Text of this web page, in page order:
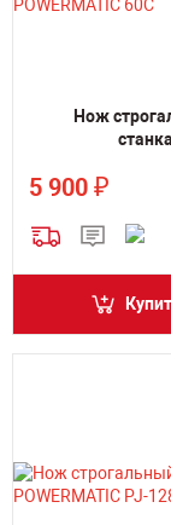
Нож
5 900 ₽